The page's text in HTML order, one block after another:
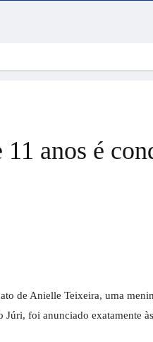
anos é
de Anielle Teixeira, uma
foi anunciado exatamente